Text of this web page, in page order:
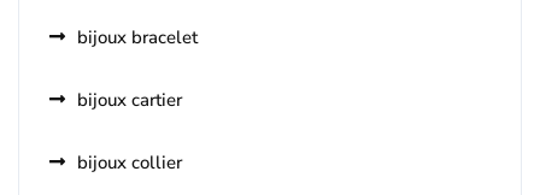
bijoux bracelet
bijoux cartier
bijoux collier